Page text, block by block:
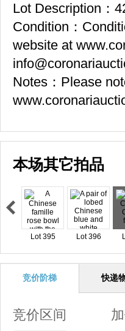
Lot Description：
Condition：
website at
Notes：Please
本场其它拍品
Lot 395 Lot 396
竞价阶梯 快递
竞价区间